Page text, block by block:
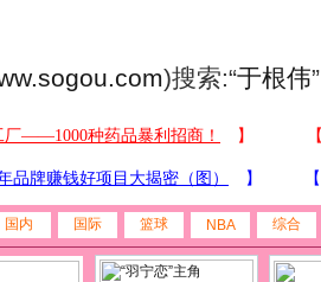
)搜索:“于根伟
国内 国际 篮球 NBA 综合